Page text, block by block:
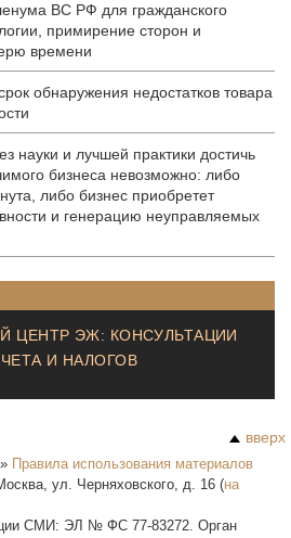
ВС РФ для гражданского
примирение сторон и
времени
обнаружения недостатков товара
науки и лучшей практики достичь
бизнеса невозможно: либо
либо бизнес приобретет
и генерацию неуправляемых
ЦЕНТР ЭЖ: КОНСУЛЬТАЦИИ
И НАЛОГОВ
вверх
Правила использования материалов
, ул. Черняховского, д. 16 (на
СМИ: ЭЛ № ФС 77-83272. Орган